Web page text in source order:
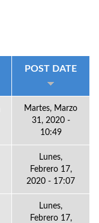
POST DATE
Martes, Marzo
31, 2020 -
10:49
Lunes,
Febrero 17,
2020 - 17:07
Lunes,
Febrero 17,